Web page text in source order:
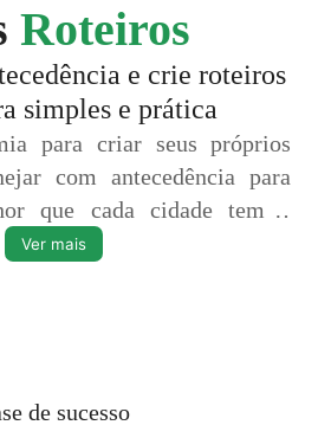
Roteiros
e crie roteiros
simples e prática
para criar seus próprios
com antecedência para
que cada cidade tem a
de maneira fácil e prática.
Ver mais
de sucesso